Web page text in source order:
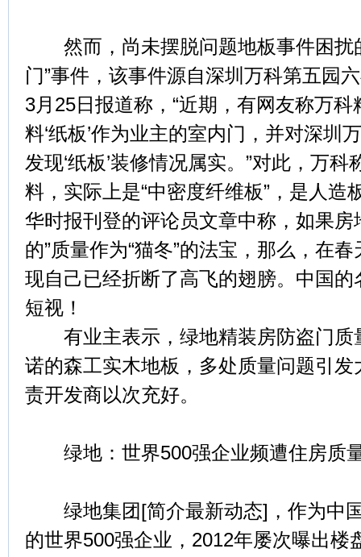
然而，尚未摆脱问题地板事件困扰
门”事件，该事件源自深圳万科第五园
3月25日报道称，“近期，有网友称万
料‘纸板’作为业主的室内门，并对深圳
发现‘纸板’装修情况属实。”对此，万科
料，实际上是“中密度纤维板”，是人造
华时报刊登的评论员文章中称，如果房
的”质量作为“猫冬”的法宝，那么，在
现自己已经折断了高飞的翅膀。中国
短视！
有业主表示，绿地精装房防盗门质
诺的森工实木地板，多处质量问题引
责开发商以次充好。
绿地：世界500强企业频遭住房质
绿地集团[简介最新动态]，作为中
的世界500强企业，2012年屡次曝出楼